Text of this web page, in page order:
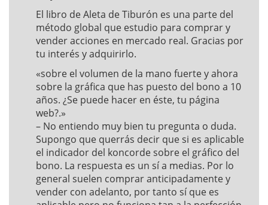
El libro de Aleta de Tiburón es una parte del
método global que estudio para comprar y
vender acciones en mercado real. Gracias por
tu interés y adquirirlo.
«sobre el volumen de la mano fuerte y ahora
sobre la gráfica que has puesto del bono a 10
años. ¿Se puede hacer en éste, tu página
web?.»
– No entiendo muy bien tu pregunta o duda.
Supongo que querrás decir que si es aplicable
el indicador del koncorde sobre el gráfico del
bono. La respuesta es un sí a medias. Por lo
general suelen comprar anticipadamente y
vender con adelanto, por tanto sí que es